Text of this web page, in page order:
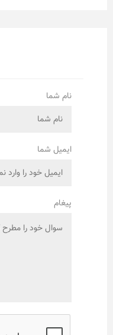
نام شما
ایمیل شما
پیغام